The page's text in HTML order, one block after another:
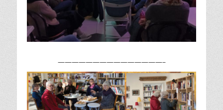
———————————————–